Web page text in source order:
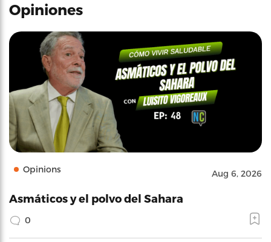
Opiniones
Opinions Aug 6, 2026
Asmáticos y el polvo del Sahara
0